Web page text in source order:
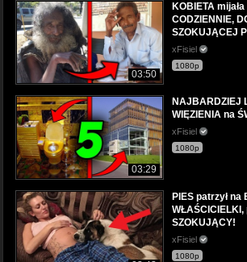
03:50
KOBIETA
CODZIENNIE,
SZOKUJĄCEJ
xFisiel
1080p
03:29
NAJBARDZIEJ
WIĘZIENIA na
xFisiel
1080p
PIES patrzył na
SZOKUJĄCY!
xFisiel
1080p